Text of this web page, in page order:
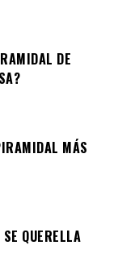
DE
MÁS
QUERELLA